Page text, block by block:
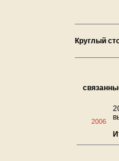
Круглый
2006